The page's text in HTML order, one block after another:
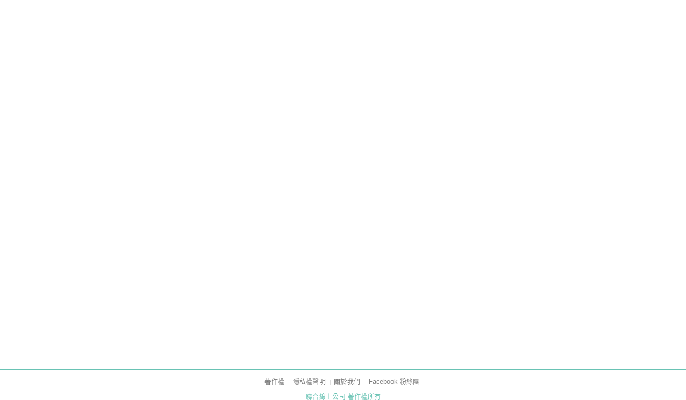
著作權 隱私權聲明 關於我們
Facebook 粉絲團
聯合線上公司 著作權所有